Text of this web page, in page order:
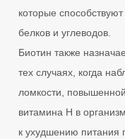
которые
белков и углеводов.
Биотин также
тех случаях, когда
ломкости,
витамина Н в
к ухудшению